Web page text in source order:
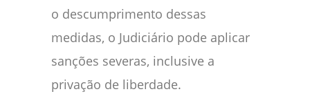
o descumprimento dessas
medidas, o Judiciário pode aplicar
sanções severas, inclusive a
privação de liberdade.